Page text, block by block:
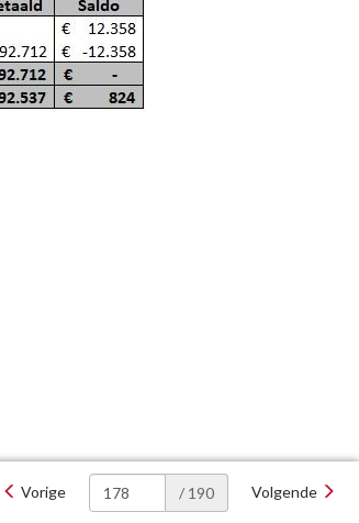
Vorige / 190 Volgende